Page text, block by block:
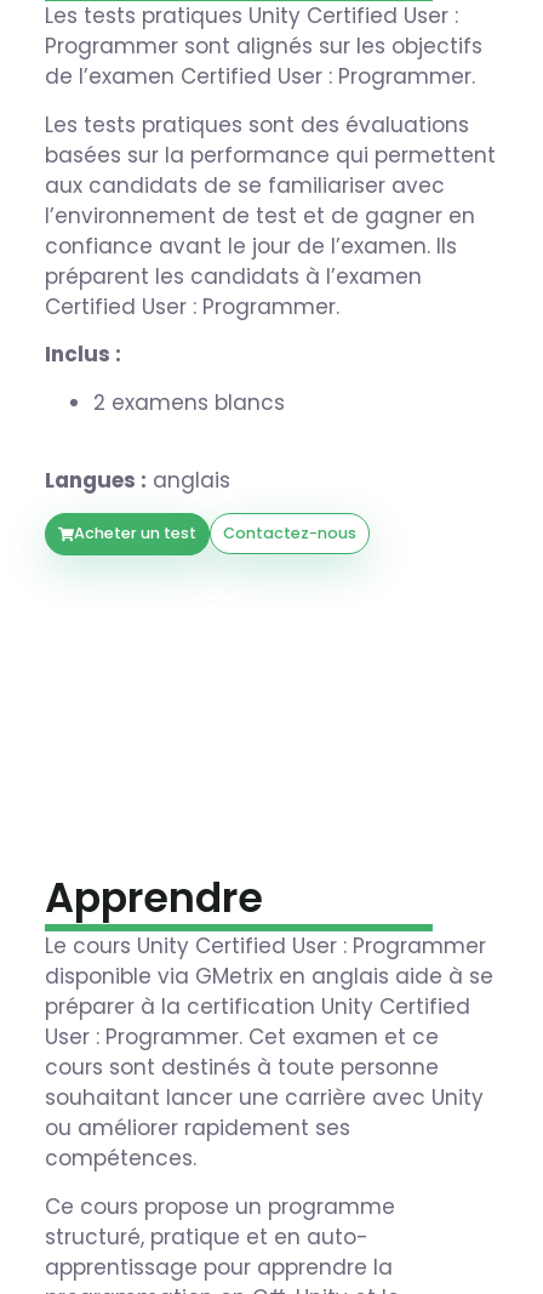
Les tests pratiques Unity Certified User :
Programmer sont alignés sur les objectifs
de l’examen Certified User : Programmer.
Les tests pratiques sont des évaluations
basées sur la performance qui permettent
aux candidats de se familiariser avec
l’environnement de test et de gagner en
confiance avant le jour de l’examen. Ils
préparent les candidats à l’examen
Certified User : Programmer.
Inclus :
2 examens blancs
Langues : anglais
Acheter un test Contactez-nous
Apprendre
Le cours Unity Certified User : Programmer
disponible via GMetrix en anglais aide à se
préparer à la certification Unity Certified
User : Programmer. Cet examen et ce
cours sont destinés à toute personne
souhaitant lancer une carrière avec Unity
ou améliorer rapidement ses
compétences.
Ce cours propose un programme
structuré, pratique et en auto-
apprentissage pour apprendre la